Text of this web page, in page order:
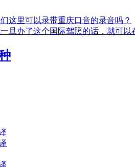
这里可以录带重庆口音的录音吗？
旦办了这个国际驾照的话，就可以